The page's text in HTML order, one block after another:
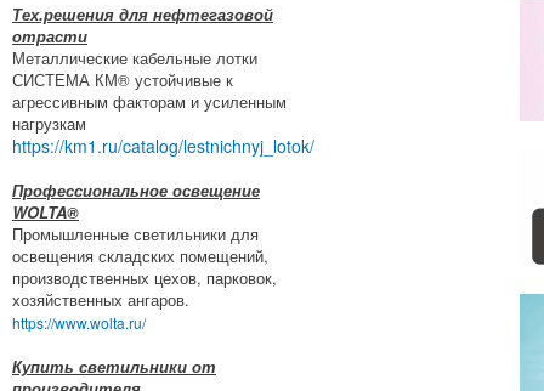
Тех.решения для нефтегазовой
отрасти
Металлические кабельные лотки
СИСТЕМА КМ® устойчивые к
агрессивным факторам и усиленным
нагрузкам
https://km1.ru/catalog/lestnichnyj_lotok/
Профессиональное освещение
WOLTA®
Промышленные светильники для
освещения складских помещений,
производственных цехов, парковок,
хозяйственных ангаров.
https://www.wolta.ru/
Купить светильники от